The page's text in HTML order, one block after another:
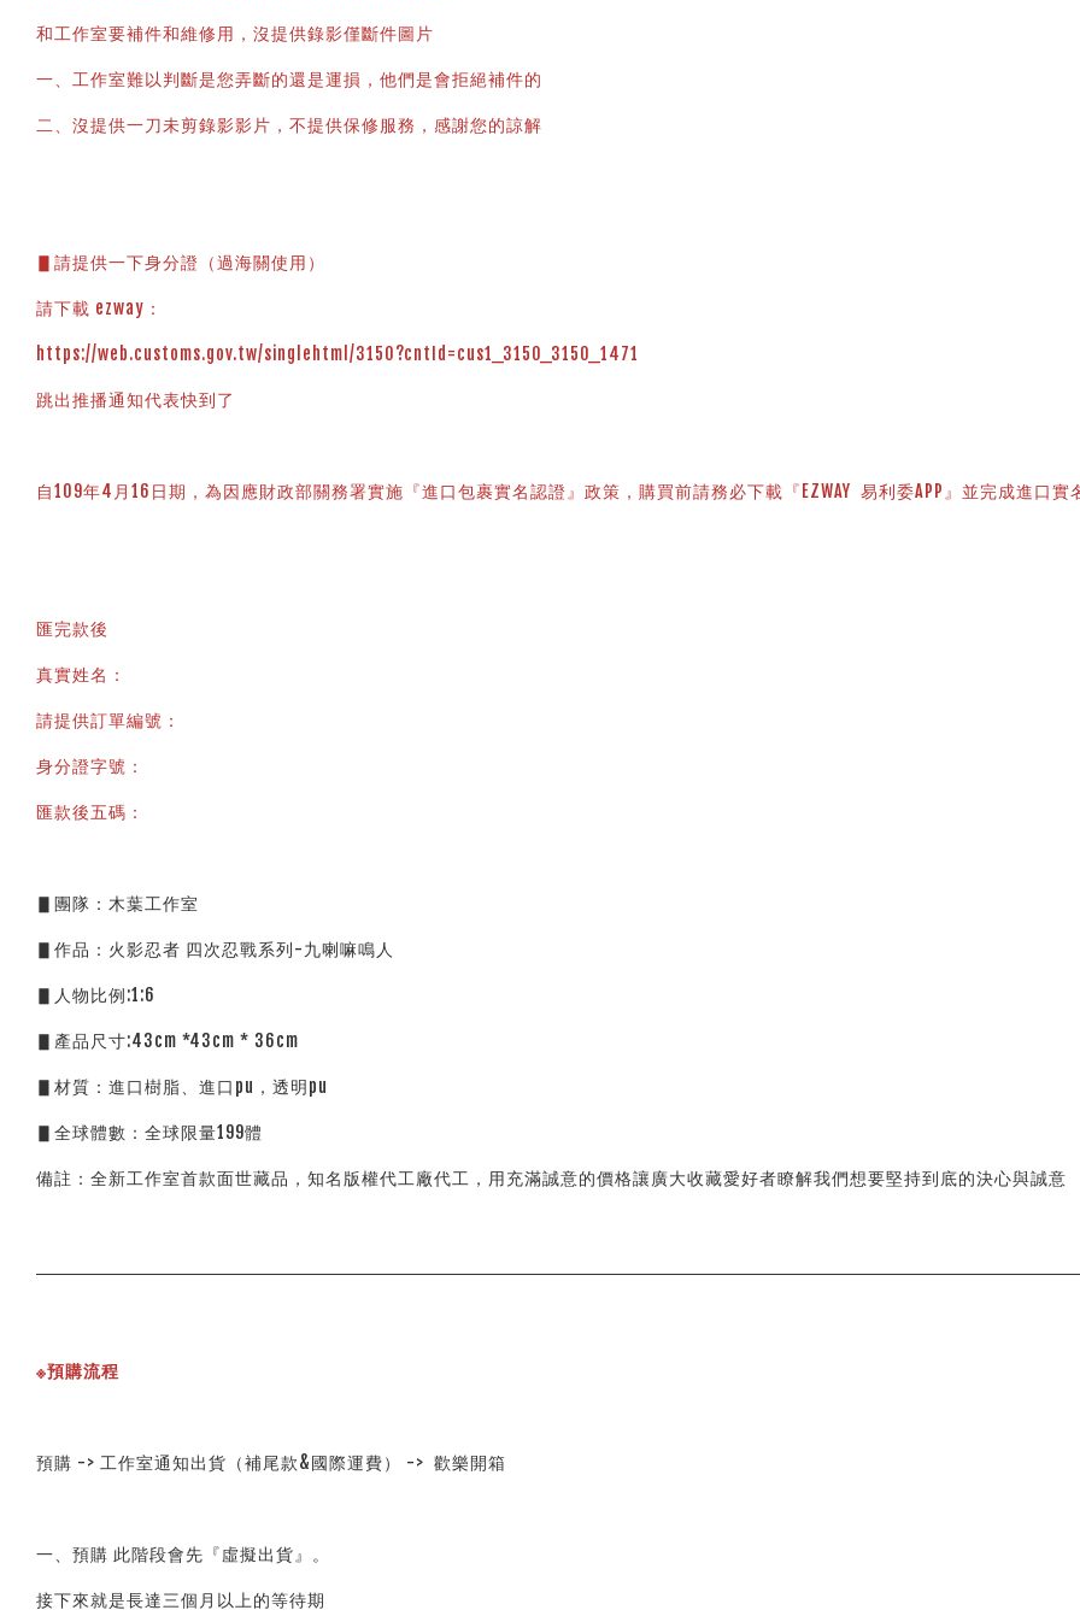
和工作室要補件和維修用，沒提供錄影僅斷件圖片
一、工作室難以判斷是您弄斷的還是運損，他們是會拒絕補件的
二、沒提供一刀未剪錄影影片，不提供保修服務，感謝您的諒解
▋請提供一下身分證（過海關使用）
請下載 ezway：
https://web.customs.gov.tw/singlehtml/3150?cntId=cus1_3150_3150_1471
跳出推播通知代表快到了
自109年4月16日期，為因應財政部關務署實施『進口包裹實名認證』政策，購買前請務必下載『EZWAY  易利委APP』並完成進口實
匯完款後
真實姓名：
請提供訂單編號：
身分證字號：
匯款後五碼：
▋團隊：木葉工作室
▋作品：火影忍者 四次忍戰系列-九喇嘛鳴人
▋人物比例:1:6
▋產品尺寸:43cm *43cm * 36cm
▋材質：進口樹脂、進口pu，透明pu
▋全球體數：全球限量199體
備註：全新工作室首款面世藏品，知名版權代工廠代工，用充滿誠意的價格讓廣大收藏愛好者瞭解我們想要堅持到底的決心與誠意
※預購流程
預購 -> 工作室通知出貨（補尾款&國際運費） ->  歡樂開箱
一、預購 此階段會先『虛擬出貨』。
接下來就是長達三個月以上的等待期